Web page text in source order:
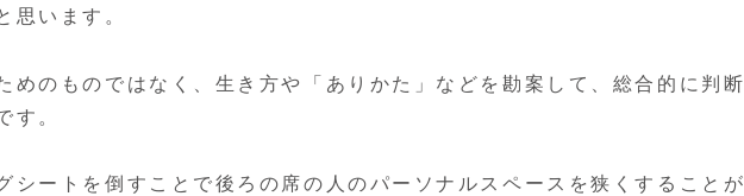
思います。
めのものではなく、生き方や「ありかた」などを勘案して、総合的に判
す。
シートを倒すことで後ろの席の人のパーソナルスペースを狭くすること